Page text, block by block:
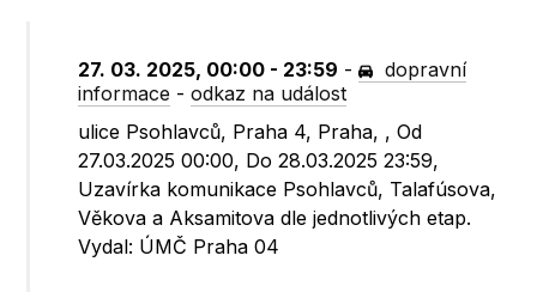
27. 03. 2025, 00:00 - 23:59 -
dopravní
informace -odkaz na událost
ulice Psohlavců, Praha 4, Praha, , Od
27.03.2025 00:00, Do 28.03.2025 23:59,
Uzavírka komunikace Psohlavců, Talafúsova,
Věkova a Aksamitova dle jednotlivých etap.
Vydal: ÚMČ Praha 04